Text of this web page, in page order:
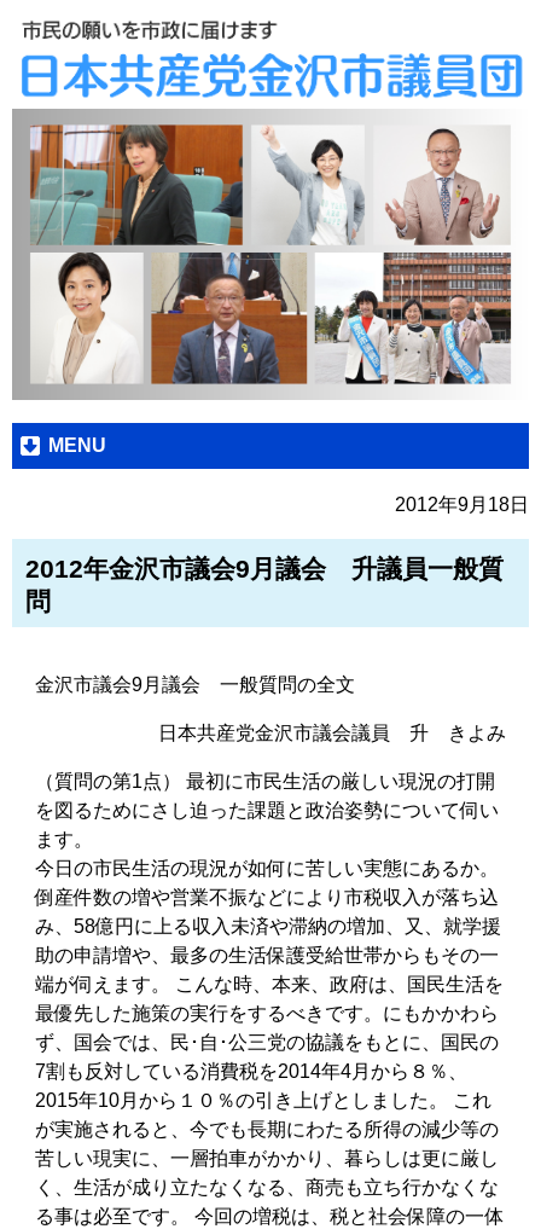
MENU
2012年9月18日
2012年金沢市議会9月議会 升議員一般質
問
金沢市議会9月議会 一般質問の全文
日本共産党金沢市議会議員 升 きよみ
（質問の第1点） 最初に市民生活の厳しい現況の打開
を図るためにさし迫った課題と政治姿勢について伺い
ます。
今日の市民生活の現況が如何に苦しい実態にあるか。
倒産件数の増や営業不振などにより市税収入が落ち込
み、58億円に上る収入未済や滞納の増加、又、就学援
助の申請増や、最多の生活保護受給世帯からもその一
端が伺えます。 こんな時、本来、政府は、国民生活を
最優先した施策の実行をするべきです。にもかかわら
ず、国会では、民･自･公三党の協議をもとに、国民の
7割も反対している消費税を2014年4月から８％、
2015年10月から１０％の引き上げとしました。 これ
が実施されると、今でも長期にわたる所得の減少等の
苦しい現実に、一層拍車がかかり、暮らしは更に厳し
く、生活が成り立たなくなる、商売も立ち行かなくな
る事は必至です。 今回の増税は、税と社会保障の一体